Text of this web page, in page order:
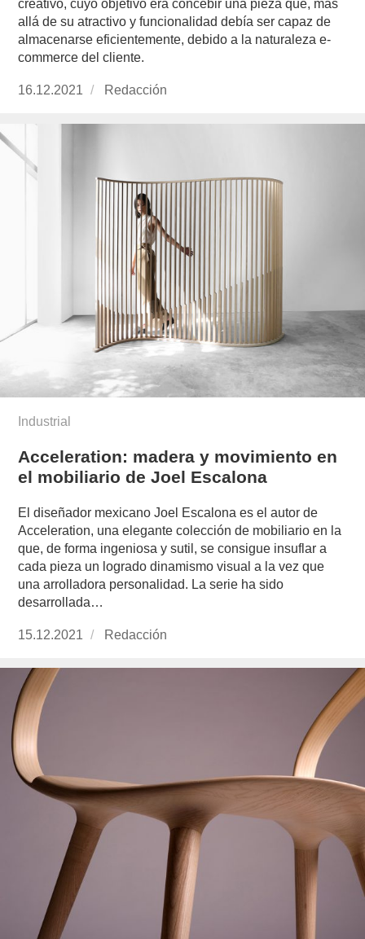
creativo, cuyo objetivo era concebir una pieza que, más
allá de su atractivo y funcionalidad debía ser capaz de
almacenarse eficientemente, debido a la naturaleza e-
commerce del cliente.
Publicado
16.12.2021 https://www.experimenta.es/author/redaccion/
Redacción
Industrial
Acceleration: madera y movimiento en
el mobiliario de Joel Escalona
El diseñador mexicano Joel Escalona es el autor de
Acceleration, una elegante colección de mobiliario en la
que, de forma ingeniosa y sutil, se consigue insuflar a
cada pieza un logrado dinamismo visual a la vez que
una arrolladora personalidad. La serie ha sido
desarrollada…
Publicado
15.12.2021 https://www.experimenta.es/author/redaccion/
Redacción